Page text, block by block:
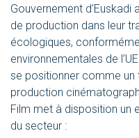
Gouvernement
de production dans leur
écologiques,
environnementales de
se positionner comme un
production
Film met à disposition un
du secteur :